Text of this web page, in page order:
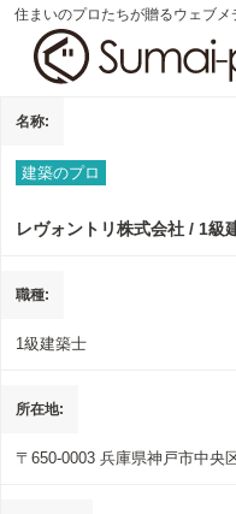
住まいのプロたちが贈るウェブメ
名称
建築のプロ
レヴォントリ株式会社 / 1級
職種
1級建築士
所在地
〒650-0003 兵庫県神戸市中央